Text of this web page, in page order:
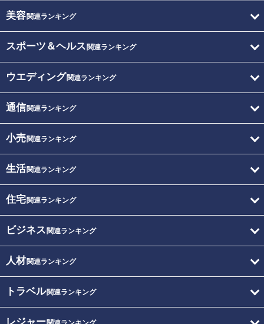
美容関連ランキング
スポーツ＆ヘルス 関連ランキング
ウエディング関連ランキング
通信関連ランキング
小売関連ランキング
生活関連ランキング
住宅関連ランキング
ビジネス 関連ランキング
人材関連ランキング
トラベル関連ランキング